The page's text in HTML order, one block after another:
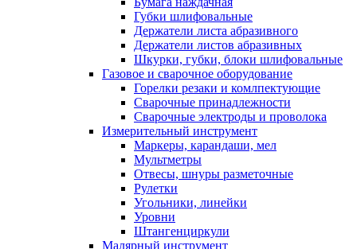
Губки шлифовальные
Держатели листа абразивного
Держатели листов абразивных
Шкурки, губки, блоки шлифовальные
Газовое и сварочное оборудование
Горелки резаки и комлпектующие
Сварочные принадлежности
Сварочные электроды и проволока
Измерительный инструмент
Маркеры, карандаши, мел
Мультметры
Отвесы, шнуры разметочные
Рулетки
Угольники, линейки
Уровни
Штангенциркули
Малярный инструмент